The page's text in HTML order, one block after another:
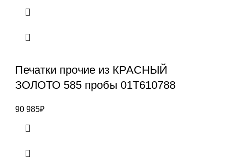
Печатки прочие из КРАСНЫЙ
ЗОЛОТО 585 пробы 01Т610788
90 985₽